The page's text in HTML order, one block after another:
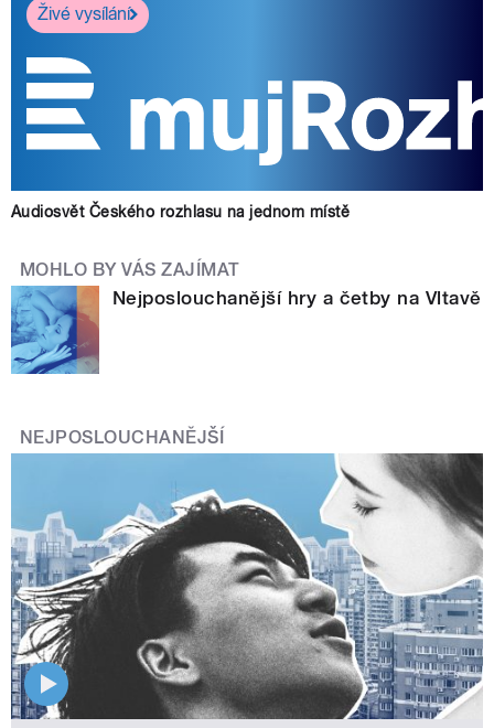
Živé vysílání
Audiosvět Českého rozhlasu na jednom místě
MOHLO BY VÁS ZAJÍMAT
Nejposlouchanější hry a četby na Vltavě
NEJPOSLOUCHANĚJŠÍ